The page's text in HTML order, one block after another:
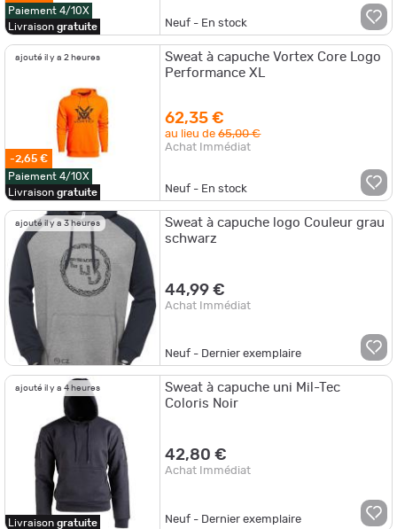
Paiement 4/10X
Livraison gratuite Neuf - En stock
ajouté il y a 2 heures
-2,65 €
Paiement 4/10X
Livraison gratuite
Sweat à capuche Vortex Core Logo
Performance XL
62,35 €
au lieu de65,00 €
Achat Immédiat
Neuf - En stock
ajouté il y a 3 heures
Sweat à capuche logo Couleur grau
schwarz
44,99 €
Achat Immédiat
Neuf - Dernier exemplaire
ajouté il y a 4 heures
Livraison gratuite
Sweat à capuche uni Mil-Tec
Coloris Noir
42,80 €
Achat Immédiat
Neuf - Dernier exemplaire